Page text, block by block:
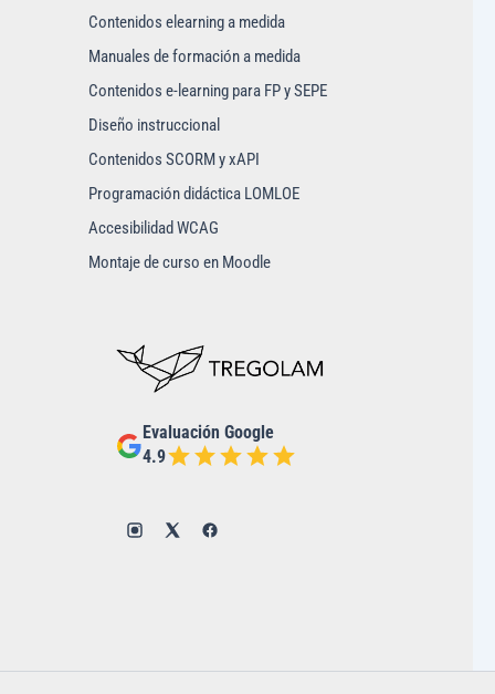
Contenidos elearning a medida
Manuales de formación a medida
Contenidos e-learning para FP y SEPE
Diseño instruccional
Contenidos SCORM y xAPI
Programación didáctica LOMLOE
Accesibilidad WCAG
Montaje de curso en Moodle
Evaluación Google
4.9